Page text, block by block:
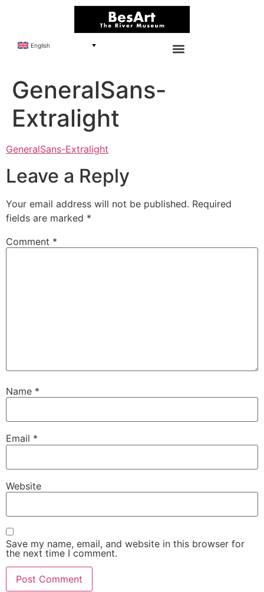
English
GeneralSans-
Extralight
GeneralSans-Extralight
Leave a Reply
Your email address will not be published. Required
fields are marked *
Comment *
Name *
Email *
Website
Save my name, email, and website in this browser for
the next time I comment.